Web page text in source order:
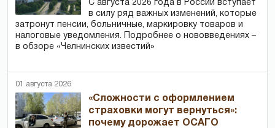
С августа 2026 года в России вступает
в силу ряд важных изменений, которые
затронут пенсии, больничные, маркировку товаров и
налоговые уведомления. Подробнее о нововведениях –
в обзоре «Челнинских известий»
01 августа 2026
«Сложности с оформлением
страховки могут вернуться»:
почему дорожает ОСАГО